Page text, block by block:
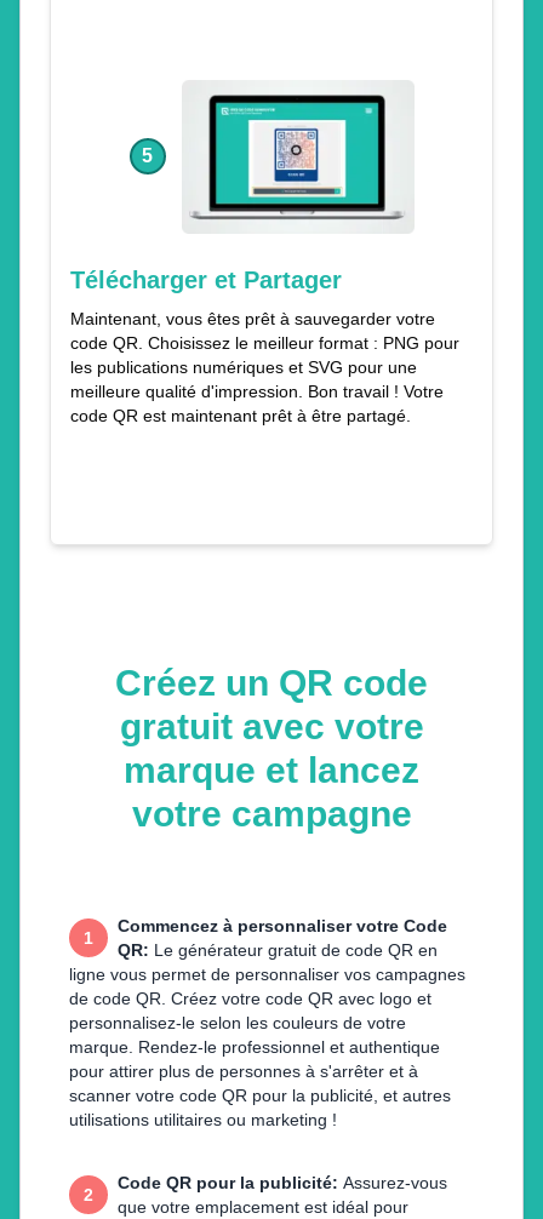
5
Télécharger et Partager
Maintenant, vous êtes prêt à sauvegarder votre
code QR. Choisissez le meilleur format : PNG pour
les publications numériques et SVG pour une
meilleure qualité d'impression. Bon travail ! Votre
code QR est maintenant prêt à être partagé.
Créez un QR code
gratuit avec votre
marque et lancez
votre campagne
1
Commencez à personnaliser votre Code
QR: Le générateur gratuit de code QR en
ligne vous permet de personnaliser vos campagnes
de code QR. Créez votre code QR avec logo et
personnalisez-le selon les couleurs de votre
marque. Rendez-le professionnel et authentique
pour attirer plus de personnes à s'arrêter et à
scanner votre code QR pour la publicité, et autres
utilisations utilitaires ou marketing !
2
Code QR pour la publicité: Assurez-vous
que votre emplacement est idéal pour